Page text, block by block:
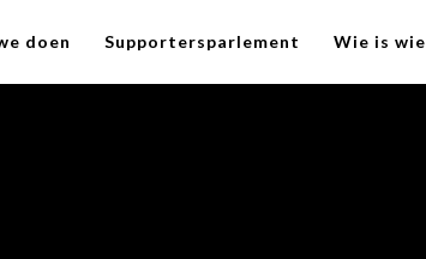
doen Supportersparlement Wie is wie